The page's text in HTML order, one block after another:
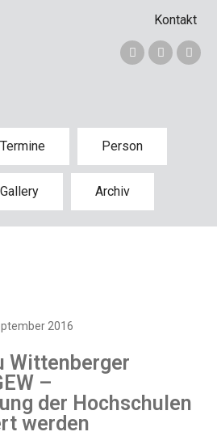
Kontakt
Termine Person
Gallery Archiv
2016
Wittenberger
–
der Hochschulen
werden